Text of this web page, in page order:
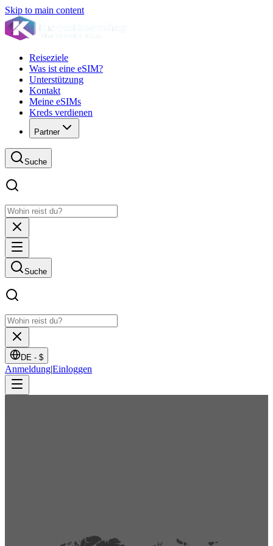
Skip to main content
Reiseziele
Was ist eine eSIM?
Unterstützung
Kontakt
Meine eSIMs
Kreds verdienen
Partner
Suche
Suche
DE - $
Anmeldung|Einloggen